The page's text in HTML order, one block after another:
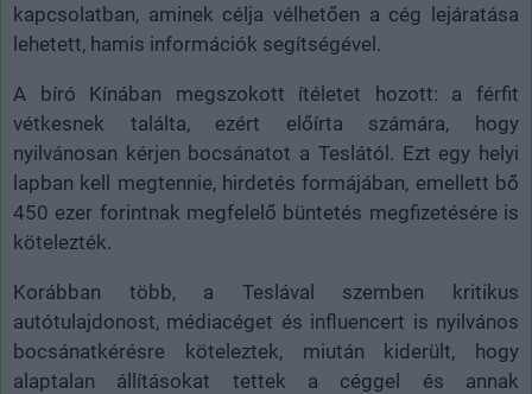
kapcsolatban, aminek célja vélhetően a cég lejáratása
lehetett, hamis információk segítségével.
A bíró Kínában megszokott ítéletet hozott: a férfit
vétkesnek találta, ezért előírta számára, hogy
nyilvánosan kérjen bocsánatot a Teslától. Ezt egy helyi
lapban kell megtennie, hirdetés formájában, emellett bő
450 ezer forintnak megfelelő büntetés megfizetésére is
kötelezték.
Korábban több, a Teslával szemben kritikus
autótulajdonost, médiacéget és influencert is nyilvános
bocsánatkérésre köteleztek, miután kiderült, hogy
alaptalan állításokat tettek a céggel és annak